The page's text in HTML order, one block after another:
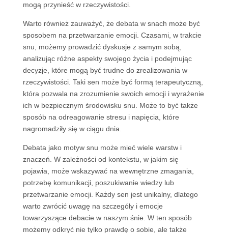
mogą przynieść w rzeczywistości.
Warto również zauważyć, że debata w snach może być
sposobem na przetwarzanie emocji. Czasami, w trakcie
snu, możemy prowadzić dyskusje z samym sobą,
analizując różne aspekty swojego życia i podejmując
decyzje, które mogą być trudne do zrealizowania w
rzeczywistości. Taki sen może być formą terapeutyczną,
która pozwala na zrozumienie swoich emocji i wyrażenie
ich w bezpiecznym środowisku snu. Może to być także
sposób na odreagowanie stresu i napięcia, które
nagromadziły się w ciągu dnia.
Debata jako motyw snu może mieć wiele warstw i
znaczeń. W zależności od kontekstu, w jakim się
pojawia, może wskazywać na wewnętrzne zmagania,
potrzebę komunikacji, poszukiwanie wiedzy lub
przetwarzanie emocji. Każdy sen jest unikalny, dlatego
warto zwrócić uwagę na szczegóły i emocje
towarzyszące debacie w naszym śnie. W ten sposób
możemy odkryć nie tylko prawdę o sobie, ale także